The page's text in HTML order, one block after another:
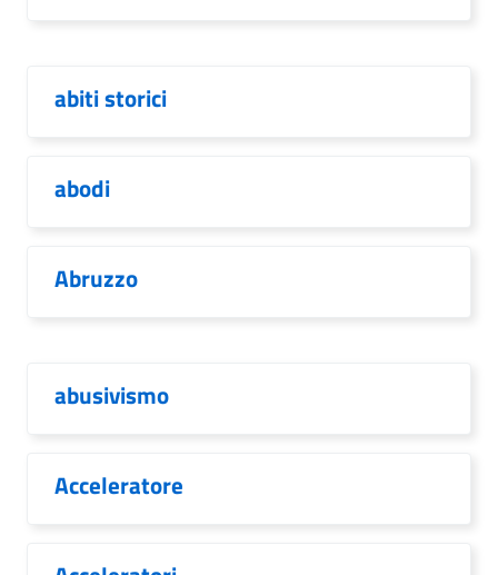
abiti storici
abodi
Abruzzo
abusivismo
Acceleratore